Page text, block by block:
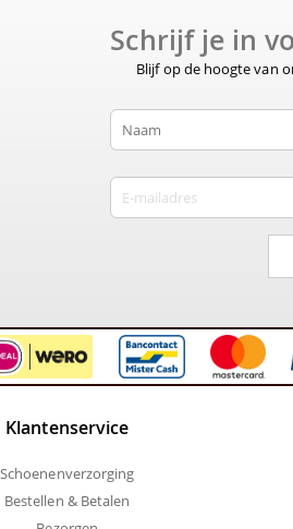
Schrijf je in
Blijf op de hoogte van
Klantenservice
Schoenenverzorging
Bestellen & Betalen